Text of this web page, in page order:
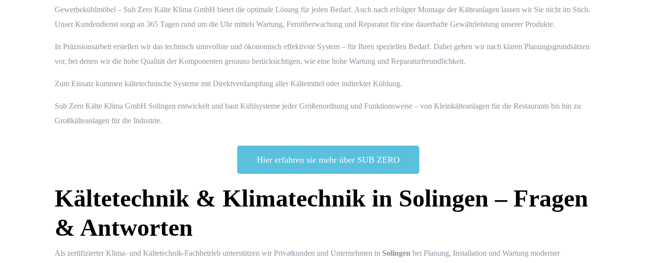
Gewerbekühlmöbel – Sub Zero Kälte Klima GmbH bietet die optimale Lösung für jeden Bedarf. Auch nach erfolgter Montage der Kälteanlagen lassen wir Sie nicht im Stich.
Unser Kundendienst sorgt an 365 Tagen rund um die Uhr mittels Wartung, Fernüberwachung und Reparatur für eine dauerhafte Gewährleistung unserer Produkte.
In Präzisionsarbeit erstellen wir das technisch sinnvollste und ökonomisch effektivste System – für Ihren speziellen Bedarf. Dabei gehen wir nach klaren Planungsgrundsätzen
vor, bei denen wir die hohe Qualität der Komponenten genauso berücksichtigen, wie eine hohe Wartung und Reparaturfreundlichkeit.
Zum Einsatz kommen kältetechnische Systeme mit Direktverdampfung aller Kältemittel oder indirekter Kühlung.
Sub Zero Kälte Klima GmbH Solingen entwickelt und baut Kühlsysteme jeder Größenordnung und Funktionsweise – von Kleinkälteanlagen für die Restaurants bis hin zu
Großkälteanlagen für die Industrie.
Hier erfahren sie mehr über SUB ZERO
Kältetechnik & Klimatechnik in Solingen – Fragen
& Antworten
Als zertifizierter Klima- und Kältetechnik-Fachbetrieb unterstützen wir Privatkunden und Unternehmen in Solingen bei Planung, Installation und Wartung moderner